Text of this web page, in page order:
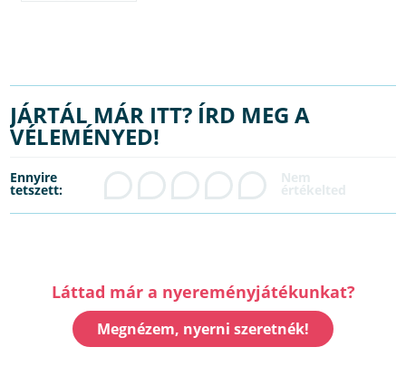
JÁRTÁL MÁR ITT? ÍRD MEG A
VÉLEMÉNYED!
Ennyire
tetszett:
Láttad már a nyereményjátékunkat?
Megnézem, nyerni szeretnék!